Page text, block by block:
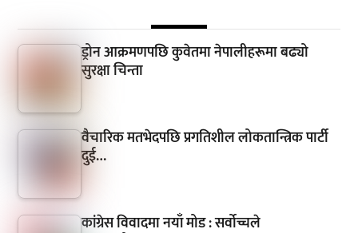
ड्रोन आक्रमणपछि कुवेतमा नेपालीहरूमा बढ्यो
सुरक्षा चिन्ता
वैचारिक मतभेदपछि प्रगतिशील लोकतान्त्रिक पार्टी
दुई…
कांग्रेस विवादमा नयाँ मोड : सर्वोच्चले